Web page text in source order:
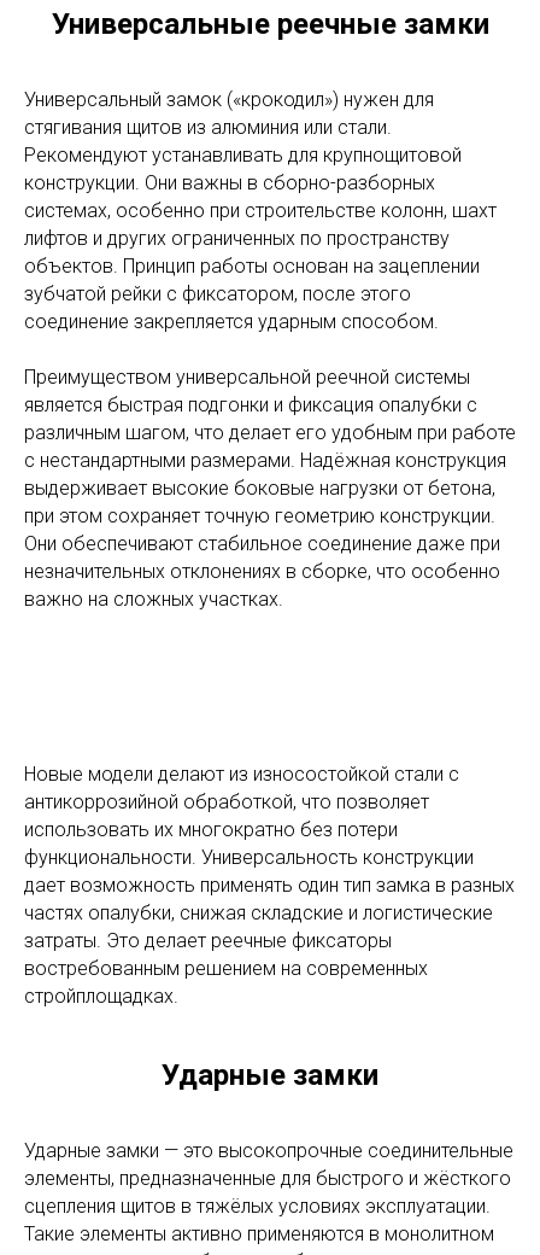
Универсальные реечные замки
Универсальный замок («крокодил») нужен для
стягивания щитов из алюминия или стали.
Рекомендуют устанавливать для крупнощитовой
конструкции. Они важны в сборно-разборных
системах, особенно при строительстве колонн, шахт
лифтов и других ограниченных по пространству
объектов. Принцип работы основан на зацеплении
зубчатой рейки с фиксатором, после этого
соединение закрепляется ударным способом.
Преимуществом универсальной реечной системы
является быстрая подгонки и фиксация опалубки с
различным шагом, что делает его удобным при работе
с нестандартными размерами. Надёжная конструкция
выдерживает высокие боковые нагрузки от бетона,
при этом сохраняет точную геометрию конструкции.
Они обеспечивают стабильное соединение даже при
незначительных отклонениях в сборке, что особенно
важно на сложных участках.
Новые модели делают из износостойкой стали с
антикоррозийной обработкой, что позволяет
использовать их многократно без потери
функциональности. Универсальность конструкции
дает возможность применять один тип замка в разных
частях опалубки, снижая складские и логистические
затраты. Это делает реечные фиксаторы
востребованным решением на современных
стройплощадках.
Ударные замки
Ударные замки — это высокопрочные соединительные
элементы, предназначенные для быстрого и жёсткого
сцепления щитов в тяжёлых условиях эксплуатации.
Такие элементы активно применяются в монолитном